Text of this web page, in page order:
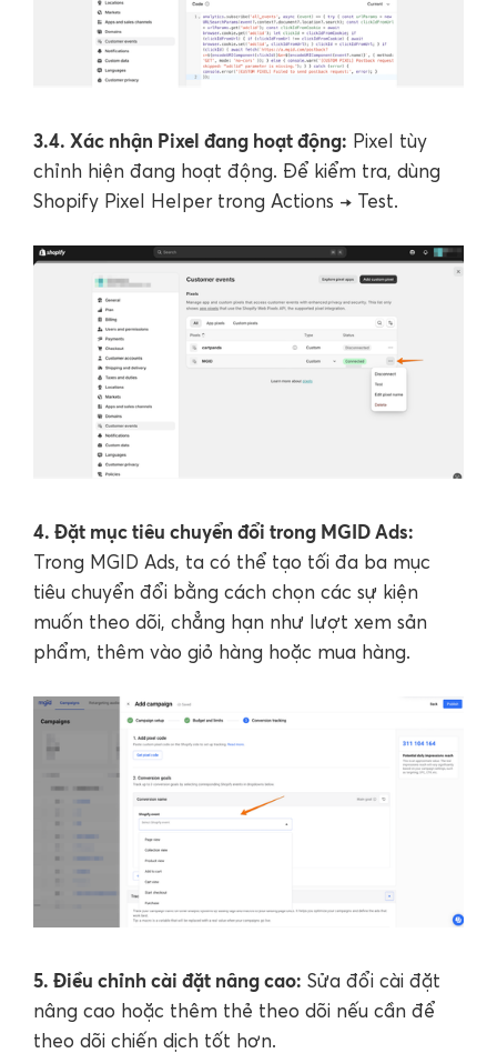
3.4. Xác nhận Pixel đang hoạt động: Pixel tùy
chỉnh hiện đang hoạt động. Để kiểm tra, dùng
Shopify Pixel Helper trong Actions → Test.
4. Đặt mục tiêu chuyển đổi trong MGID Ads:
Trong MGID Ads, ta có thể tạo tối đa ba mục
tiêu chuyển đổi bằng cách chọn các sự kiện
muốn theo dõi, chẳng hạn như lượt xem sản
phẩm, thêm vào giỏ hàng hoặc mua hàng.
5. Điều chỉnh cài đặt nâng cao: Sửa đổi cài đặt
nâng cao hoặc thêm thẻ theo dõi nếu cần để
theo dõi chiến dịch tốt hơn.